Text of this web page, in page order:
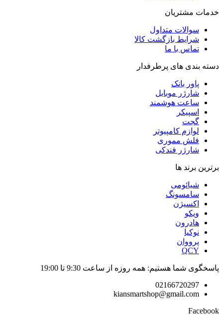
خدمات مشتریان
سوالات متداول
شرایط بازگشت کالا
تماس با ما
دسته بندی های پرطرفدار
پاور بانک
شارژر موبایل
ساعت هوشمند
اسپیکر
گجت
لوازم کامپیوتر
فلش مموری
شارژر فندکی
برترین برند ها
شیائومی
سامسونگ
اکسیژن
ویکو
هادرون
نوکیا
پرووان
QCY
پاسخگوی شما هستیم: همه روزه از ساعت 9:30 تا 19:00
02166720297
kiansmartshop@gmail.com
Facebook